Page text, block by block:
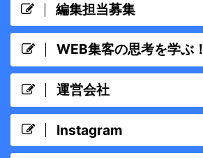
編集担当募集
WEB集客の思考を学ぶ！
運営会社
Instagram